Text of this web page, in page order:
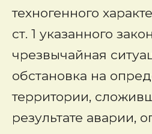
техногенного
ст. 1 указанного
чрезвычайная
обстановка на
территории,
результате аварии,